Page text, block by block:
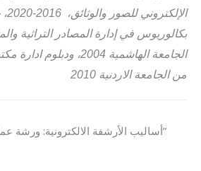
بكالوريوس في إدارة المصادر التراثية
الجامعة الهاشمية 2004،
من الجامعة الاردنية 2010
1 thought on “أساليب الأرشفة الالكترونية: ورشة عمل 2019”